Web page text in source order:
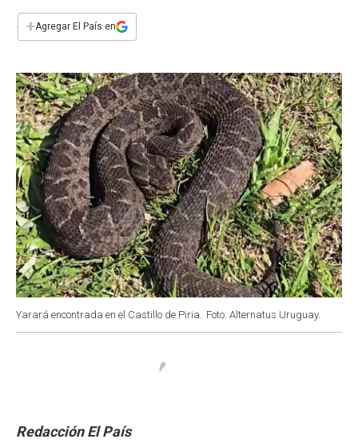
e
b
k
s
p
t
n
i
l
+Agregar El País en
Yarará encontrada en el Castillo de Piria. Foto: Alternatus Uruguay.
Redacción El País